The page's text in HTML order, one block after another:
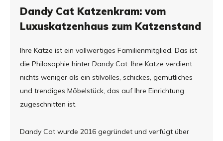
Dandy Cat Katzenkram: vom
Luxuskatzenhaus zum Katzenstand
Ihre Katze ist ein vollwertiges Familienmitglied. Das ist
die Philosophie hinter Dandy Cat. Ihre Katze verdient
nichts weniger als ein stilvolles, schickes, gemütliches
und trendiges Möbelstück, das auf Ihre Einrichtung
zugeschnitten ist.
Dandy Cat wurde 2016 gegründet und verfügt über